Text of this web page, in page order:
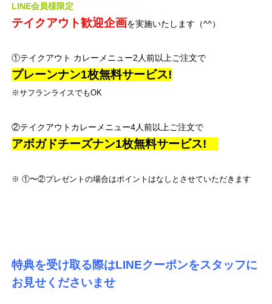
LINE会員様限定
テイクアウト歓迎企画を実施いたします（^^）
①テイクアウト カレーメニュー2人前以上ご注文で
プレーンナン1枚無料サービス!
※サフランライスでもOK
②テイクアウトカレーメニュー4人前以上ご注文で
アボガドチーズナン1枚無料サービス!
※ ①〜②プレゼントの場合はポイントはなしとさせていただきます
特典を受け取る際はLINEクーポンをスタッフに
お見せくださいませ